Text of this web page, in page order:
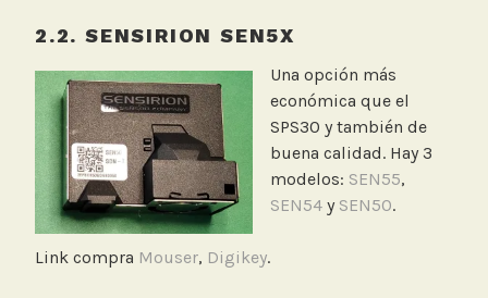
2.2. SENSIRION SEN5X
Una opción más
económica que el
SPS30 y también de
buena calidad. Hay 3
modelos: SEN55,
SEN54 y SEN50.
Link compra Mouser, Digikey.